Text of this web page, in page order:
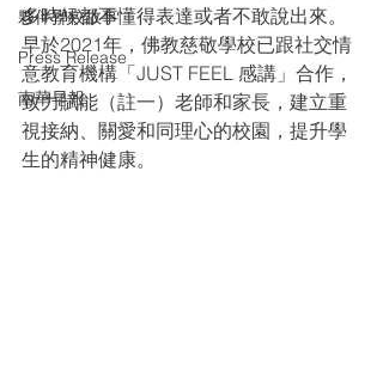
夥伴學校故事
Press Release
南華早報
多時候都不懂得表達或者不敢說出來。
早於2021年，佛教慈敬學校已跟社交情
意教育機構「JUST FEEL 感講」合作，
致力賦能（註一）老師和家長，建立重
視接納、關愛和同理心的校園，提升學
生的精神健康。